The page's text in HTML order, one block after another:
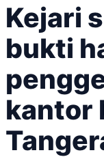
Kejari
bukti
kantor